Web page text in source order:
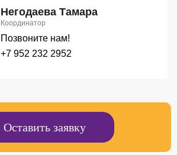
Негодаева Тамара
Координатор
Позвоните нам!
+7 952 232 2952
Оставить заявку